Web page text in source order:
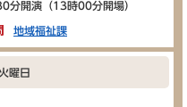
分開演（13時00分開場）
地域福祉課
火曜日